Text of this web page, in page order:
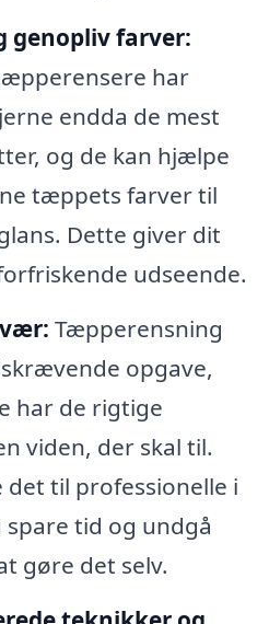
genopliv farver:
har
endda de mest
og de kan hjælpe
tæppets farver til
Dette giver dit
udseende.
Tæpperensning
opgave,
har de rigtige
viden, der skal til.
det til professionelle i
spare tid og undgå
gøre det selv.